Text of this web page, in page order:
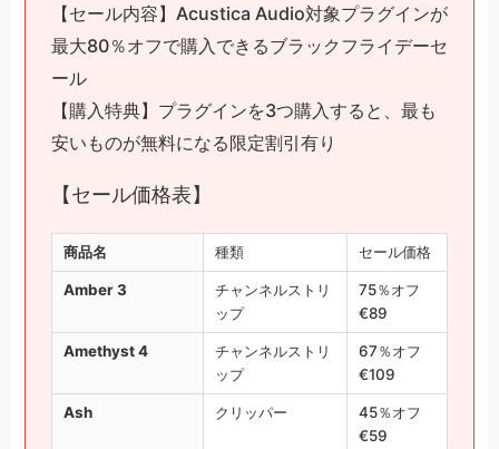
【セール内容】Acustica Audio対象プラグインが
最大80％オフで購入できるブラックフライデーセ
ール
【購入特典】プラグインを3つ購入すると、最も
安いものが無料になる限定割引有り
【セール価格表】
商品名 種類 セール価格
Amber 3
チャンネルストリ
ップ
75％オフ
€89
Amethyst 4
チャンネルストリ
ップ
67％オフ
€109
Ash クリッパー
45％オフ
€59